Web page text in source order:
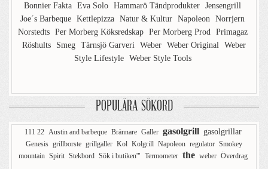
Bonnier Fakta Eva Solo Hammarö Tändprodukter Jensengrill
Joe´s Barbeque Kettlepizza Natur & Kultur Napoleon Norrjern
Norstedts Per Morberg Köksredskap Per Morberg Prod Primagaz
Röshults
Smeg Tärnsjö Garveri Weber Weber Original Weber
Style Lifestyle Weber Style Tools
POPULÄRA SÖKORD
111 22 Austin and barbeque Brännare Galler gasolgrill gasolgrillar
Genesis grillborste grillgaller Kol Kolgrill Napoleon regulator Smokey
mountain Spirit Stekbord Sök i butiken'" Termometer the weber Överdrag